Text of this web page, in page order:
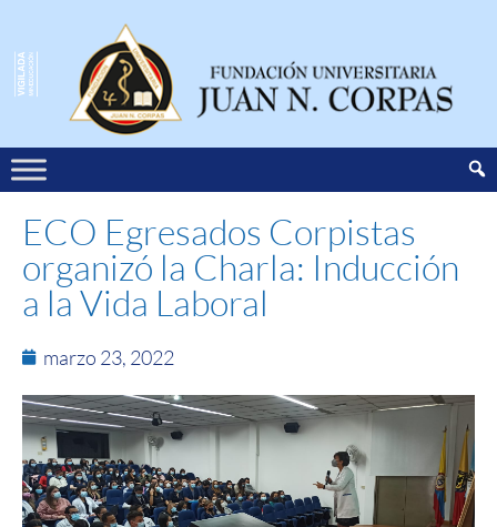
ECO Egresados Corpistas
organizó la Charla: Inducción
a la Vida Laboral
marzo 23, 2022